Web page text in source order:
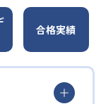
合格実績